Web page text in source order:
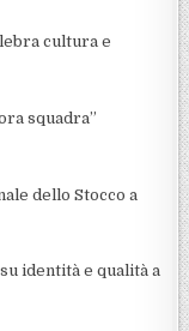
cultura e
squadra”
dello Stocco a
identità e qualità a